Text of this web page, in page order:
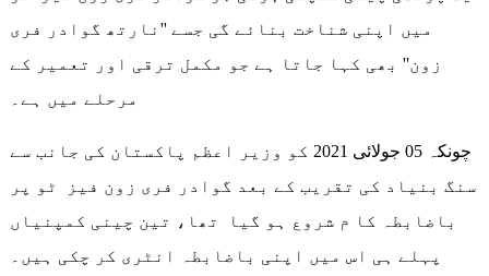
میں اپنی شناخت بنائے گی جسے ''نارتھ گوادر فری
زون'' بھی کہا جاتا ہے جو مکمل ترقی اور تعمیر کے
مرحلے میں ہے۔
چونکہ 05 جولائی 2021 کو وزیر اعظم پاکستان کی جانب سے
سنگ بنیاد کی تقریب کے بعد گوادر فری زون فیز ٹو پر
باضابطہ کا م شروع ہو گیا تھا، تین چینی کمپنیاں
پہلے ہی اس میں اپنی باضابطہ انٹری کر چکی ہیں۔